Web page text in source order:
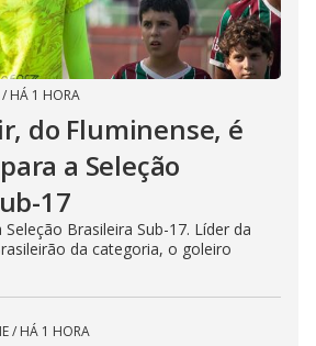
/ HÁ 1 HORA
do Fluminense, é
a Seleção
17
Brasileira Sub-17. Líder da
da categoria, o goleiro
/ HÁ 1 HORA